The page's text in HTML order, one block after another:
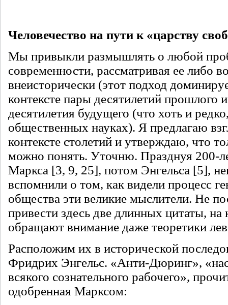
Человечество на пути к «царству
Мы привыкли размышлять о любой
современности, рассматривая ее либо
внеисторически (этот подход
контексте пары десятилетий прошлого
десятилетия будущего (что хоть и
общественных науках). Я предлагаю
контексте столетий и утверждаю, что
можно понять. Уточню. Празднуя 200-
Маркса [3, 9, 25], потом Энгельса [5],
вспомнили о том, как видели процесс
общества эти великие мыслители. Не
привести здесь две длинных цитаты, на
обращают внимание даже теоретики
Расположим их в исторической
Фридрих Энгельс. «Анти-Дюринг»,
всякого сознательного рабочего»,
одобренная Марксом: